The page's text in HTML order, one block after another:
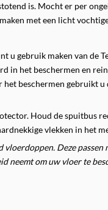
is. Mocht er per
met een licht
u gebruik maken van de
in het beschermen en
het beschermen gebruikt
Houd de spuitbus
vlekken in het
Deze passen
neemt om uw vloer te